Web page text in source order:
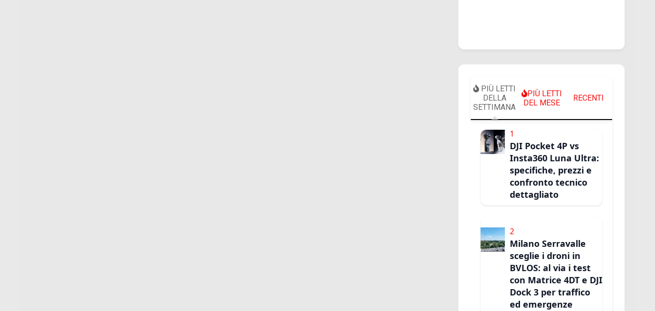
PIÙ LETTI
DELLA
SETTIMANA
PIÙ LETTI
DEL MESE
RECENTI
1
DJI Pocket 4P vs
Insta360 Luna Ultra:
specifiche, prezzi e
confronto tecnico
dettagliato
2
Milano Serravalle
sceglie i droni in
BVLOS: al via i test
con Matrice 4DT e DJI
Dock 3 per traffico
ed emergenze